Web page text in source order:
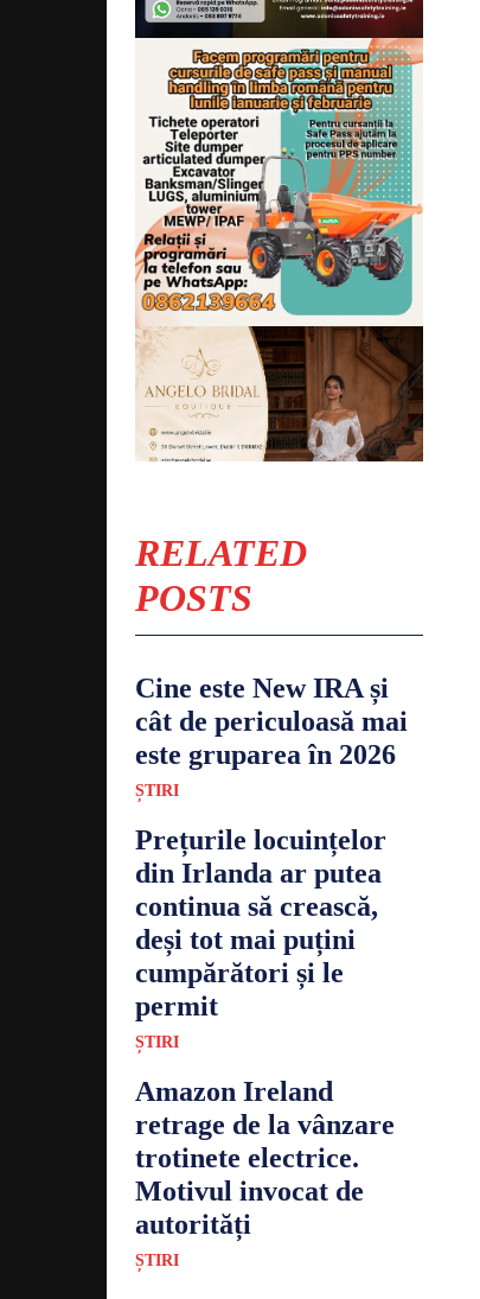
RELATED
POSTS
Cine este New IRA și
cât de periculoasă mai
este gruparea în 2026
ȘTIRI
Prețurile locuințelor
din Irlanda ar putea
continua să crească,
deși tot mai puțini
cumpărători și le
permit
ȘTIRI
Amazon Ireland
retrage de la vânzare
trotinete electrice.
Motivul invocat de
autorități
ȘTIRI